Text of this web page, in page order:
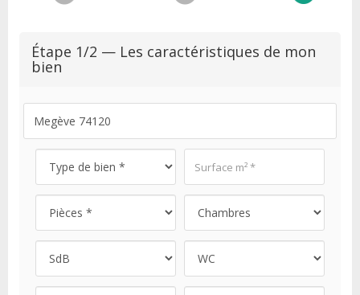
Étape 1/2 — Les caractéristiques de mon
bien